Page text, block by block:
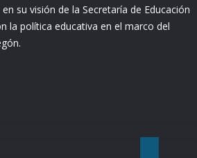
su visión de la Secretaría de Educación
la política educativa en el marco del